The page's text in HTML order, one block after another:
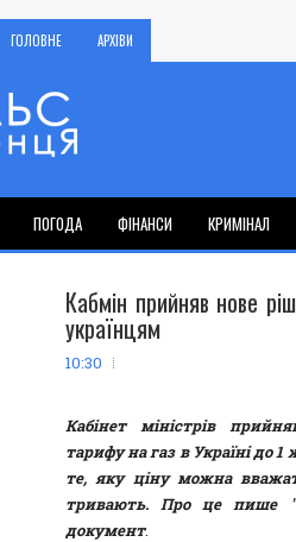
ГОЛОВНЕ АРХІВИ
ПОГОДА ФІНАНСИ КРИМІНАЛ
Кабмін прийняв нове
українцям
10:30
Кабінет міністрів
тарифу на газ в Україні до
те, яку ціну можна
тривають. Про це пише
документ.